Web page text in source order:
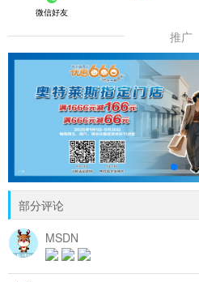
微信好友
推广
部分评论
MSDN